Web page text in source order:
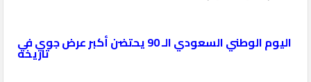
اليوم الوطني السعودي الـ 90 يحتضن أكبر عرض جوي في
تاريخه